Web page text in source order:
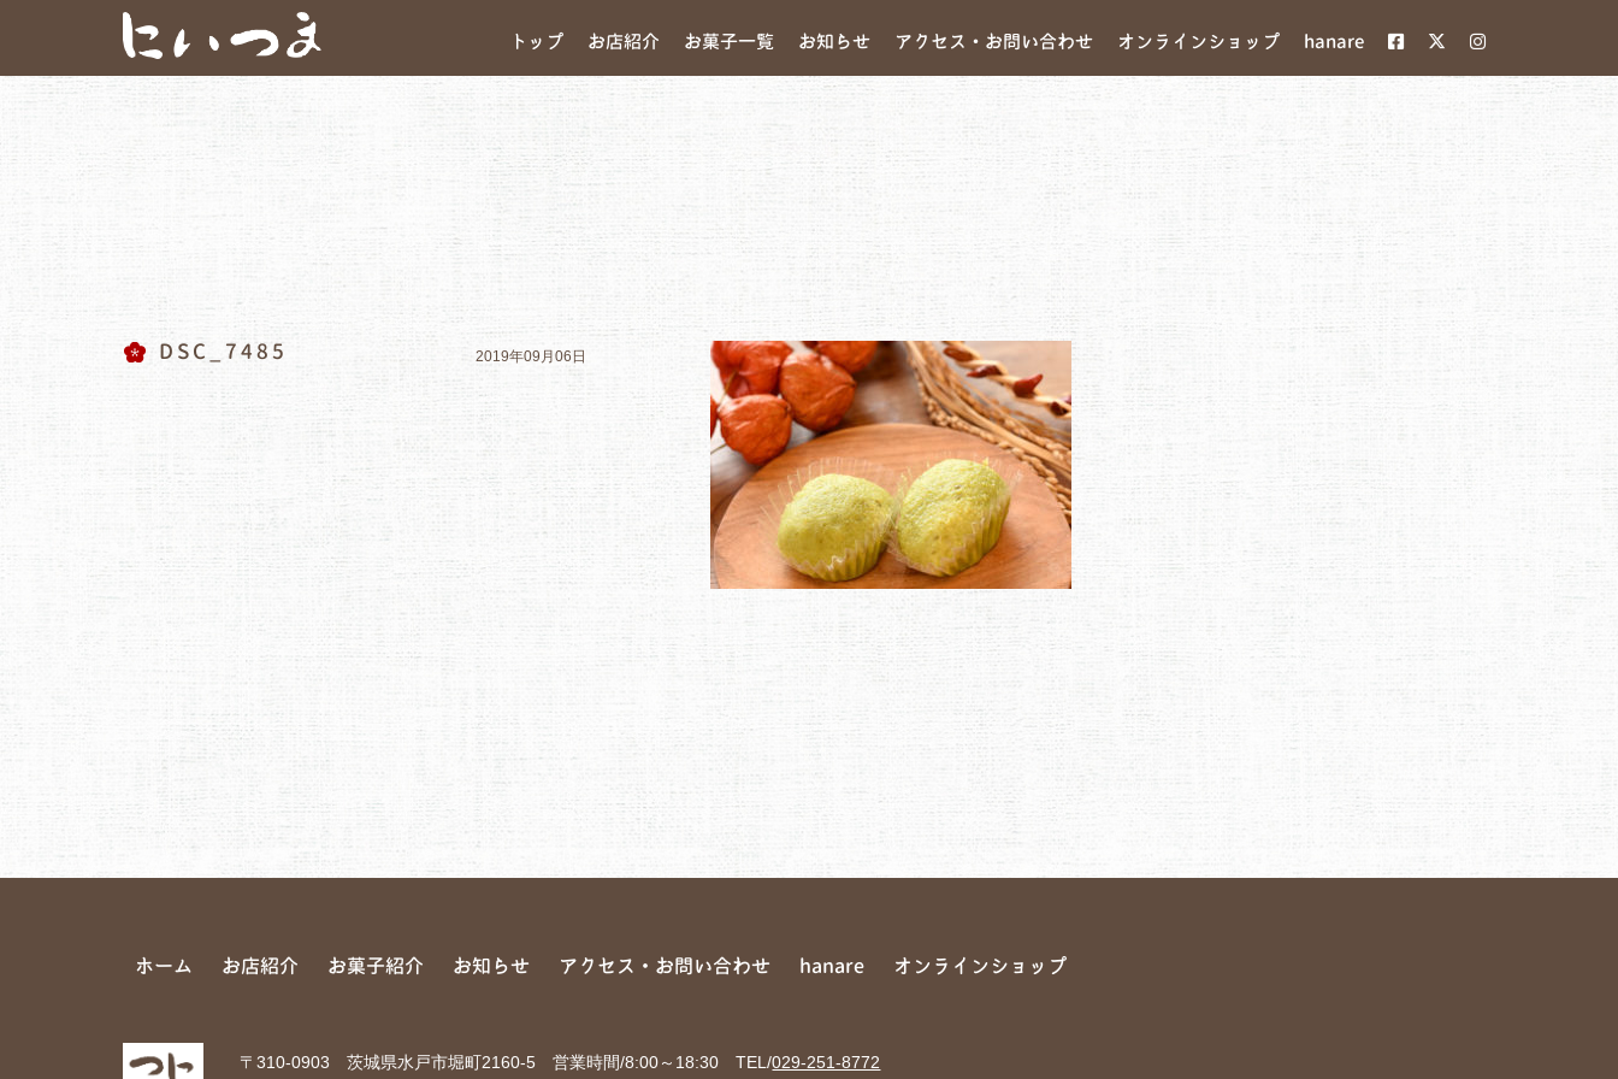
トップ お店紹介 お菓子一覧 お知らせ アクセス・お問い合わせ オンラインショップ hanare
DSC_7485 2019年09月06日
ホーム お店紹介 お菓子紹介 お知らせ アクセス・お問い合わせ hanare オンラインショップ
〒310-0903 茨城県水戸市堀町2160-5 営業時間/8:00～18:30 TEL/029-251-8772